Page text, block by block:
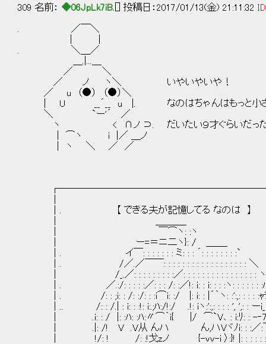
309 名前： ◆06JpLk7iB. [] 投稿日：2017/01/13(金) 21:11:32
. ／￣＼
. ＼＿／
／ ＼
／ ノ ヽ＼ いやいやいや！
／ u （●） （●）＼
| U __´__ u |. なのはちゃんはもっと小さかっ
＼ `ー'´ ／
ヽ < ∩ノ ⊃. だいたい９才ぐらいだった
| ⌒ヽ i |／ ＿ノ
| ヽ ＼ ／ ／
│. 【 できる夫が記憶してる なのは 】
│ ￣⌒ヽ: :ヽ
│ ー=＝ニ二ヽ}: / ＿＿_
│. イ￣: : : : : : : ミ: : : ´: : : : : : : :`
│. /／.／￣￣: : : : : : : : : : : : : : : : : : ＼
│ /_.／: : : : : : : : :／: : : : : : : : : : : : : : : : ヽ
│. ／.:/: : : : :／: : : /: :／!: i: : i: : : :ヽ: : : : : : :
│. /: : ;i: : /: :/: : :i⌒i: :/ |: i: : |´｀ヽ: :':,: : : : :ｬ
│.. /: : /.| : i: : :!: i:.;ﾊ:/!:/ .!: iヽ:':,: : : : ', ',: : ー
│ .i: : / |: :ﾊ: :ﾊ:〃⌒｀i{ |/ ⌒`V､ : i:ﾘ: : -‐7 i
│ .|: /! V .V从 んハ ん,ハVヾﾉi: : :／:￣
│ !/: ! /: :!戈zノ {-vv-i 〉:}! |: : : :